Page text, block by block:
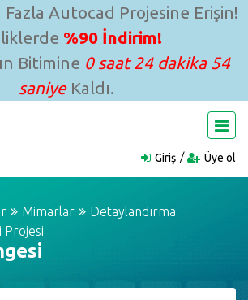
Autocad Projesine Erişin!
%90 İndirim!
Bitimine 0 saat 24 dakika 54
saniyeKaldı.
Giriş Üye ol
Mimarlar
Detaylandırma
Projesi